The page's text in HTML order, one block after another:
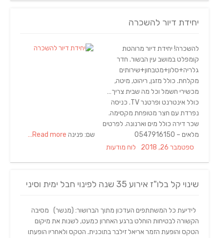
יחידת דיור להשכרה
להשכרה! יחידת דיור מרוהטת
קומפלט במושב עין הבשור. חדר
גלריה+סלון+מטבחון+שירותים
מקלחת. כולל מזגן, ריהוט, מיטה,
מכשירי חשמל וכל מה שבית צריך…
כולל אינטרנט ופרטנר TV. כניסה
נפרדת עם חצר מטופחת מקסימה.
שכר דירה כולל מים וארנונה. לפרטים
מלאים – 0547916150 שם: פנינה
Posted
ספטמבר 26, 2018 Categories
לוח מודעות
שינוי קל בלו"ז אירוע 35 שנה לפינוי חבל ימית וסיני
לידיעת כל המשתתפים העדכון מתוך הברושור: (מנשר) מסיבה
הקשורה לבטיחות הוחלט ברגע האחרון כמעט, לשנות את מיקום
הטקס והופעת הזמר אריאל זילבר בתוכנית. הטקס ולאחריו הופעתו